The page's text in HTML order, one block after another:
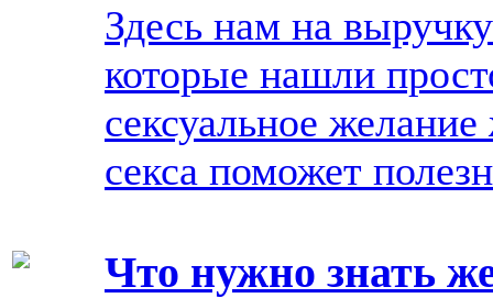
Здесь нам на
которые нашли
сексуальное
секса поможет
Что нужно знать